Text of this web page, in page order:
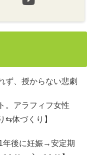
ず、授からない悲劇
。アラフィフ女性
⇆体づくり】
年後に妊娠→安定期